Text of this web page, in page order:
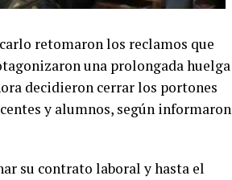
retomaron los reclamos que
una prolongada huelga
decidieron cerrar los portones
y alumnos, según informaron
su contrato laboral y hasta el